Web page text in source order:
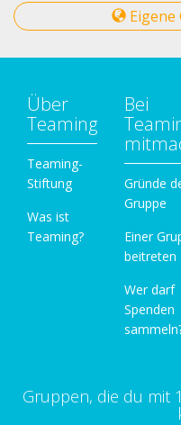
Eigene
Über
Teaming
Teaming-
Stiftung
Was ist
Teaming?
Bei
Gründe
Gruppe
Einer
beitreten
Wer darf
Spenden
Gruppen, die du mit